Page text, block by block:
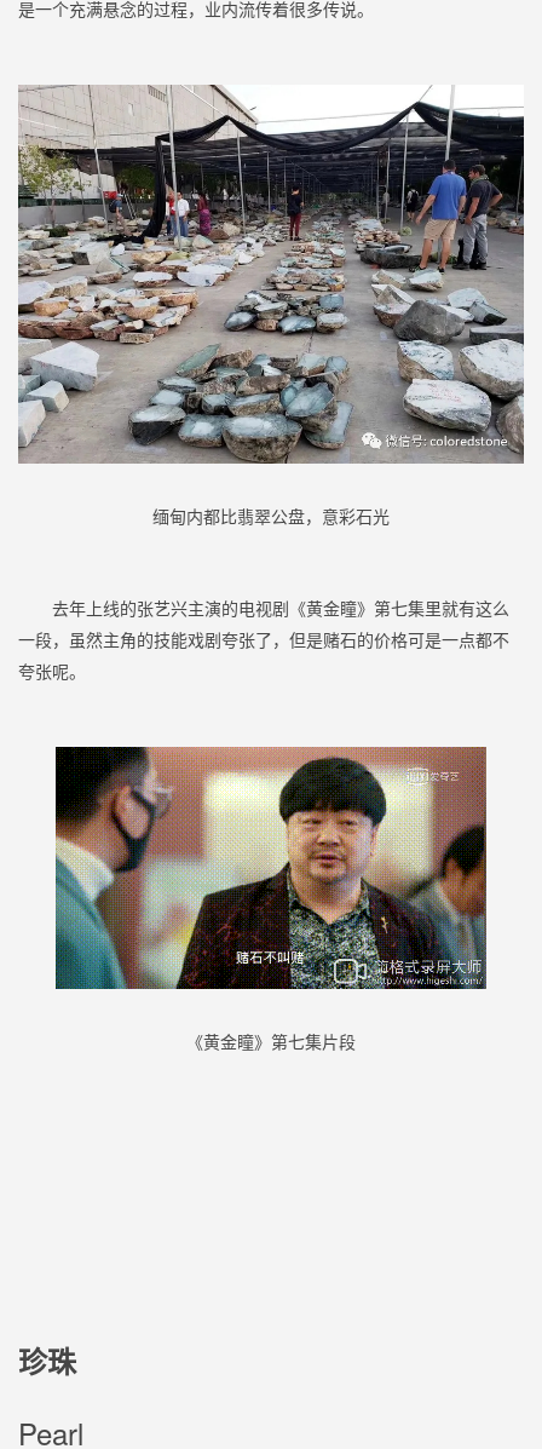
是一个充满悬念的过程，业内流传着很多传说。
缅甸内都比翡翠公盘，意彩石光
去年上线的张艺兴主演的电视剧《黄金瞳》第七集里就有这么
一段，虽然主角的技能戏剧夸张了，但是赌石的价格可是一点都不
夸张呢。
《黄金瞳》第七集片段
珍珠
Pearl